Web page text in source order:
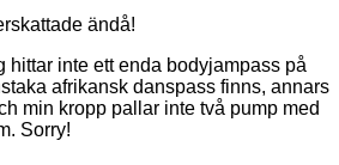
ändå!
hittar inte ett enda bodyjampass på
afrikansk danspass finns, annars
min kropp pallar inte två pump med
Sorry!